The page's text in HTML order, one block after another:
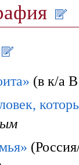
(в к/а